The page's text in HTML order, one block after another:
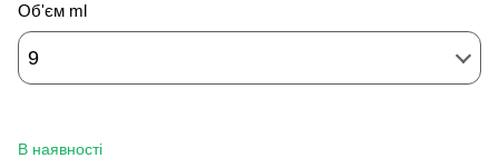
Об'єм ml
9
В наявності